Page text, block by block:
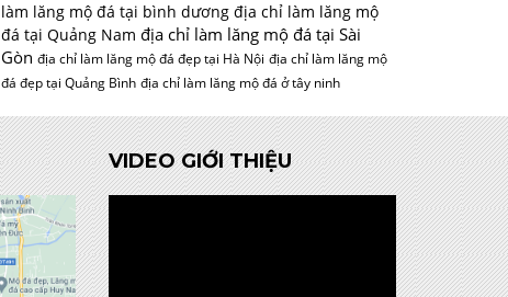
làm lăng mộ đá tại bình dương địa chỉ làm lăng mộ
đá tại Quảng Nam địa chỉ làm lăng mộ đá tại Sài
Gòn địa chỉ làm lăng mộ đá đẹp tại Hà Nội địa chỉ làm lăng mộ
đá đẹp tại Quảng Bình địa chỉ làm lăng mộ đá ở tây ninh
VIDEO GIỚI THIỆU